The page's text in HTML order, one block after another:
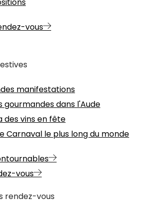
vous
manifestations
gourmandes dans l'Aude
des vins en fête
Carnaval le plus long du monde
vous
rendez-vous